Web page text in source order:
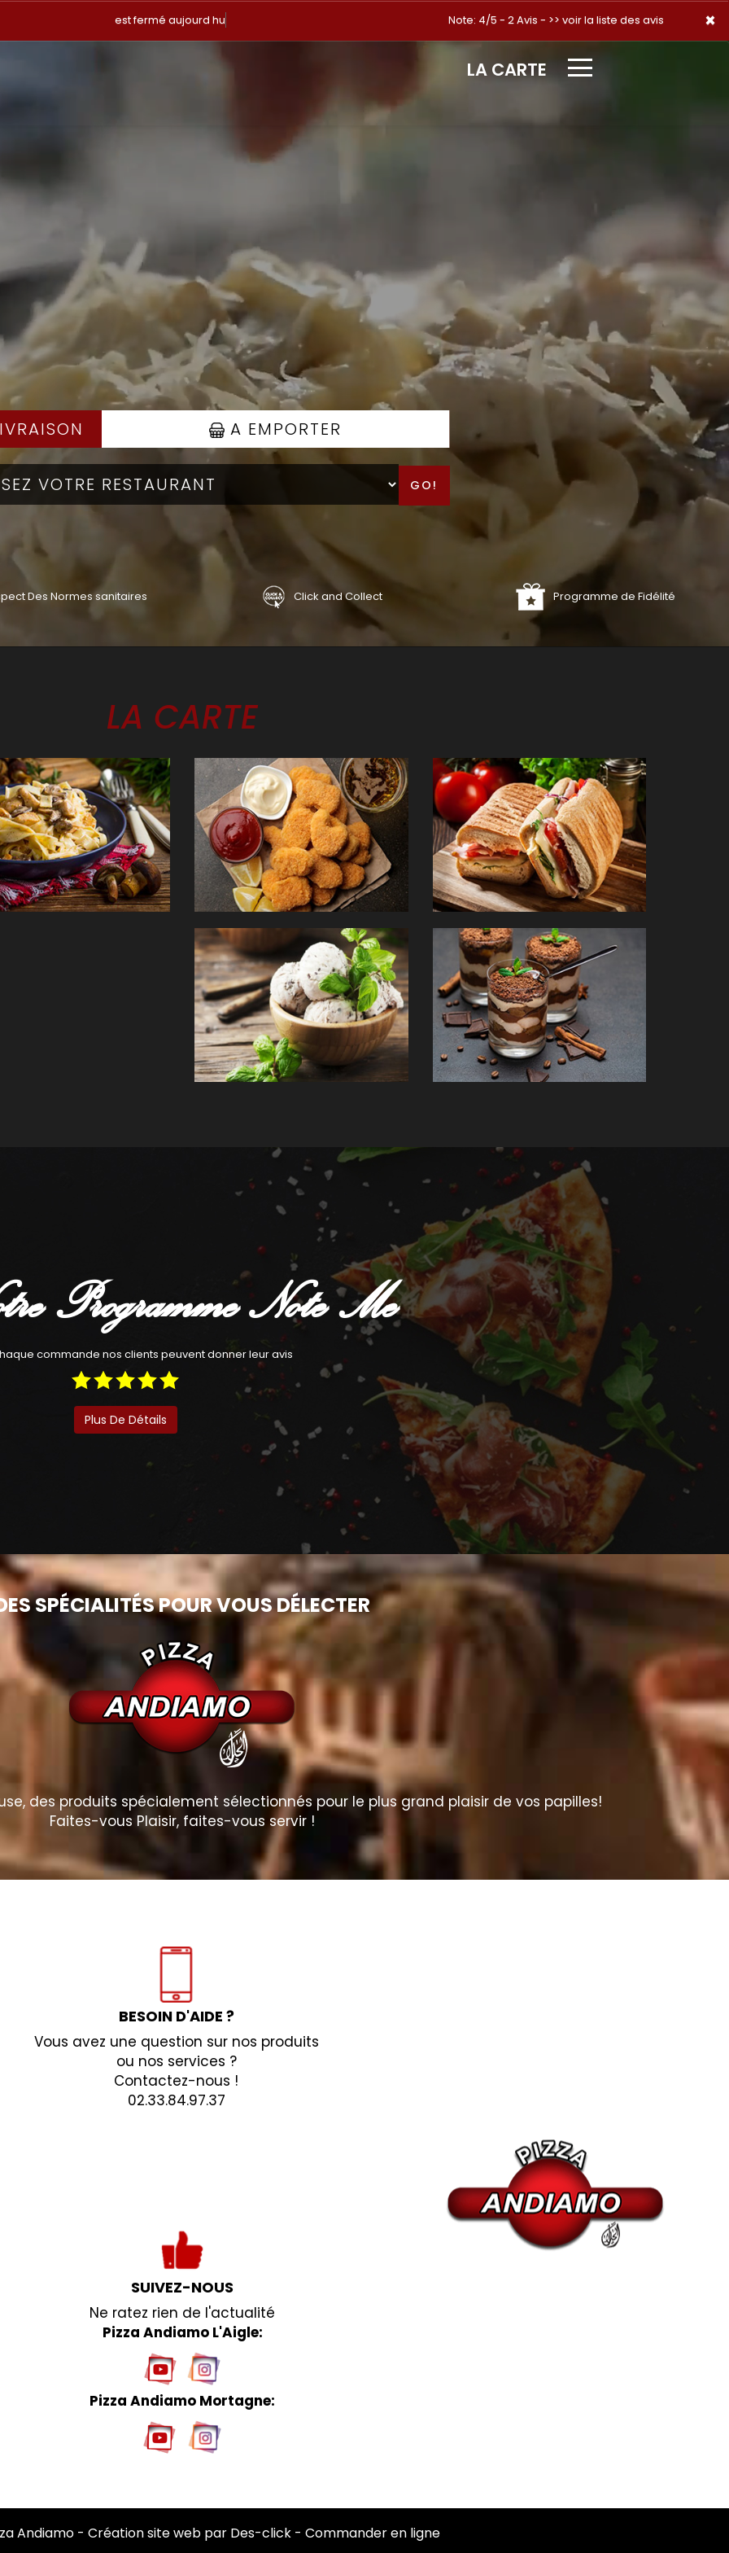
×
est fermé aujourd hui Note: 4/5 - 2 Avis - >> voir la liste des avis
LA CARTE
×
A EMPORTER
GO!
Des Normes sanitaires Click and Collect Programme de Fidélité
LA CARTE
PÂTES TEX MEX PANINIS
Commander
GLACES DESSERTS
Programme Note Me
commande nos clients peuvent donner leur avis
Plus De Détails
SPÉCIALITÉS POUR VOUS DÉLECTER
des produits spécialement sélectionnés pour le plus grand plaisir de vos papilles!
Faites-vous Plaisir, faites-vous servir !
BESOIN D'AIDE ?
Vous avez une question sur nos produits
ou nos services ?
Contactez-nous !
02.33.84.97.37
SUIVEZ-NOUS
Ne ratez rien de l'actualité
Pizza Andiamo L'Aigle:
Pizza Andiamo Mortagne:
Andiamo - Création site web par Des-click - Commander en ligne